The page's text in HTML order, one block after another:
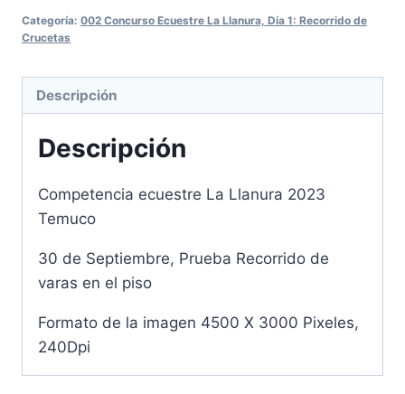
Categoría: 002 Concurso Ecuestre La Llanura, Día 1: Recorrido de
Crucetas
Descripción
Descripción
Competencia ecuestre La Llanura 2023
Temuco
30 de Septiembre, Prueba Recorrido de
varas en el piso
Formato de la imagen 4500 X 3000 Pixeles,
240Dpi